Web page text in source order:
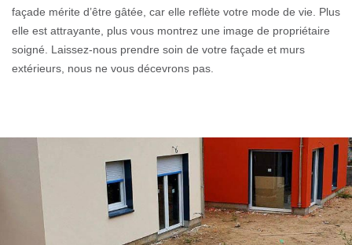
façade mérite d’être gâtée, car elle reflète votre mode de vie. Plus
elle est attrayante, plus vous montrez une image de propriétaire
soigné. Laissez-nous prendre soin de votre façade et murs
extérieurs, nous ne vous décevrons pas.